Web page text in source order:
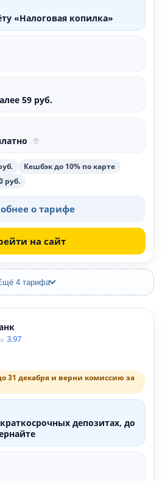
«Налоговая копилка»
59 руб.
Кешбэк до 10% по карте
руб.
о тарифе
на сайт
4 тарифа
3.97
31 декабря и верни комиссию за
депозитах, до